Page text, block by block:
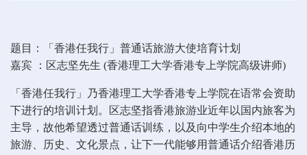
题目：「香港任我行」普通话旅游大使培育计划
嘉宾 ：区志坚先生 (香港理工大学香港专上学院高级讲师)
「香港任我行」乃香港理工大学香港专上学院在语常会资助
下进行的培训计划。区志坚指香港旅游业近年以国内旅客为
主导，故他希望透过普通话训练，以及向中学生介绍本地的
旅游、历史、文化景点，让下一代能够用普通话介绍香港历